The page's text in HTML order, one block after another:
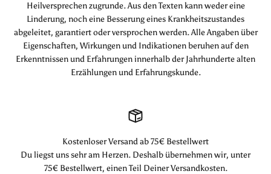
Heilversprechen zugrunde. Aus den Texten kann weder eine
Linderung, noch eine Besserung eines Krankheitszustandes
abgeleitet, garantiert oder versprochen werden. Alle Angaben über
Eigenschaften, Wirkungen und Indikationen beruhen auf den
Erkenntnissen und Erfahrungen innerhalb der Jahrhunderte alten
Erzählungen und Erfahrungskunde.
Kostenloser Versand ab 75€ Bestellwert
Du liegst uns sehr am Herzen. Deshalb übernehmen wir, unter
75€ Bestellwert, einen Teil Deiner Versandkosten.